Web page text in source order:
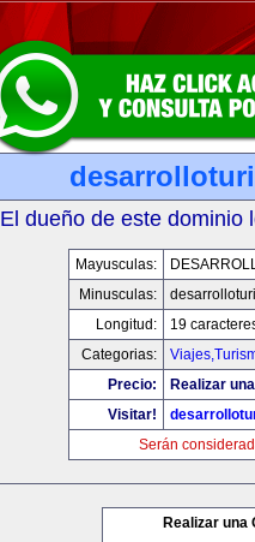
El dueño de este dominio
Mayusculas:
Minusculas:
Longitud:
19
Categorias:
Precio:
Realizar
Visitar!
Serán
Realizar una